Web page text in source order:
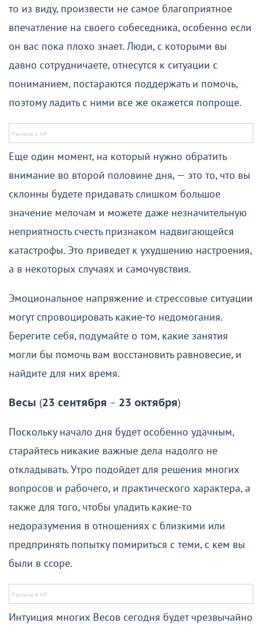
то из виду, произвести не самое благоприятное
впечатление на своего собеседника, особенно если
он вас пока плохо знает. Люди, с которыми вы
давно сотрудничаете, отнесутся к ситуации с
пониманием, постараются поддержать и помочь,
поэтому ладить с ними все же окажется попроще.
Еще один момент, на который нужно обратить
внимание во второй половине дня, — это то, что вы
склонны будете придавать слишком большое
значение мелочам и можете даже незначительную
неприятность счесть признаком надвигающейся
катастрофы. Это приведет к ухудшению настроения,
а в некоторых случаях и самочувствия.
Эмоциональное напряжение и стрессовые ситуации
могут спровоцировать какие-то недомогания.
Берегите себя, подумайте о том, какие занятия
могли бы помочь вам восстановить равновесие, и
найдите для них время.
Весы (23 сентября – 23 октября)
Поскольку начало дня будет особенно удачным,
старайтесь никакие важные дела надолго не
откладывать. Утро подойдет для решения многих
вопросов и рабочего, и практического характера, а
также для того, чтобы уладить какие-то
недоразумения в отношениях с близкими или
предпринять попытку помириться с теми, с кем вы
были в ссоре.
Интуиция многих Весов сегодня будет чрезвычайно